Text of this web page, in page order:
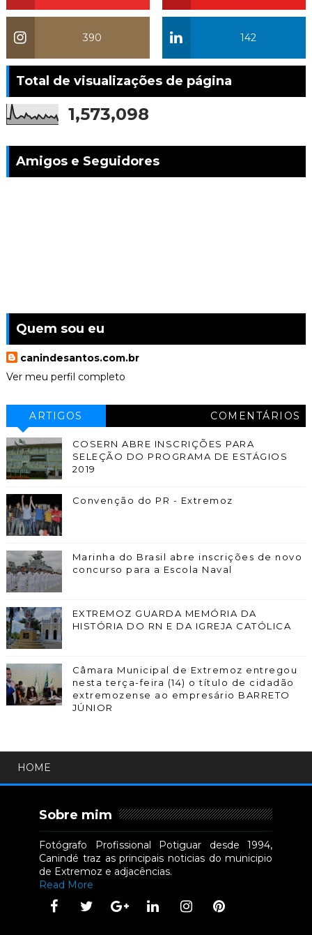
142
390
Total de visualizações de página
1,573,098
Amigos e Seguidores
Quem sou eu
canindesantos.com.br
Ver meu perfil completo
ARTIGOS COMENTÁRIOS
COSERN ABRE INSCRIÇÕES PARA
SELEÇÃO DO PROGRAMA DE ESTÁGIOS
2019
Convenção do PR - Extremoz
Marinha do Brasil abre inscrições de novo
concurso para a Escola Naval
EXTREMOZ GUARDA MEMÓRIA DA
HISTÓRIA DO RN E DA IGREJA CATÓLICA
Câmara Municipal de Extremoz entregou
nesta terça-feira (14) o título de cidadão
extremozense ao empresário BARRETO
JÚNIOR
HOME
Sobre mim
Fotógrafo Profissional Potiguar desde 1994,
Canindé traz as principais noticias do municipio
de Extremoz e adjacências.
Read More